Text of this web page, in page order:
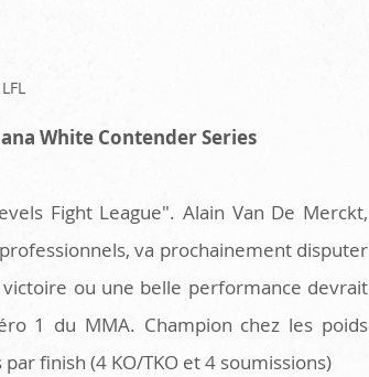
White Contender Series
Fight League". Alain Van De Merckt,
va prochainement disputer
victoire ou une belle performance devrait
1 du MMA. Champion chez les poids
finish (4 KO/TKO et 4 soumissions)